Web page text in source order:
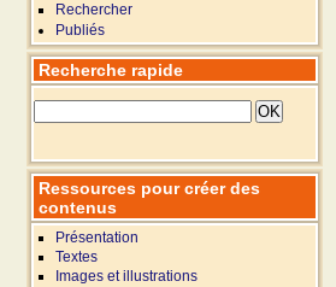
Rechercher
Publiés
Recherche rapide
Ressources pour créer des
contenus
Présentation
Textes
Images et illustrations